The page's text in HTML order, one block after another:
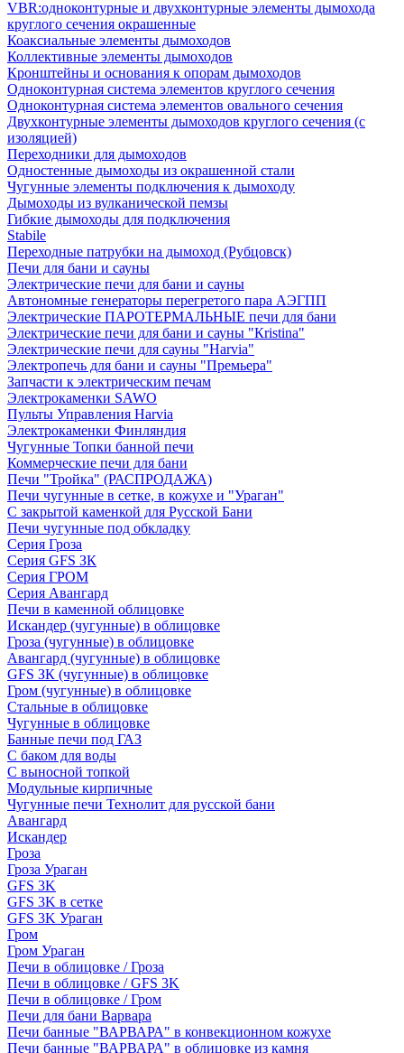
VBR:одноконтурные и двухконтурные элементы дымохода
круглого сечения окрашенные
Коаксиальные элементы дымоходов
Коллективные элементы дымоходов
Кронштейны и основания к опорам дымоходов
Одноконтурная система элементов круглого сечения
Одноконтурная система элементов овального сечения
Двухконтурные элементы дымоходов круглого сечения (с
изоляцией)
Переходники для дымоходов
Одностенные дымоходы из окрашенной стали
Чугунные элементы подключения к дымоходу
Дымоходы из вулканической пемзы
Гибкие дымоходы для подключения
Stabile
Переходные патрубки на дымоход (Рубцовск)
Печи для бани и сауны
Электрические печи для бани и сауны
Автономные генераторы перегретого пара АЭГПП
Электрические ПАРОТЕРМАЛЬНЫЕ печи для бани
Электрические печи для бани и сауны "Кristina"
Электрические печи для сауны "Harvia"
Электропечь для бани и сауны "Премьера"
Запчасти к электрическим печам
Электрокаменки SAWO
Пульты Управления Harvia
Электрокаменки Финляндия
Чугунные Топки банной печи
Коммерческие печи для бани
Печи "Тройка" (РАСПРОДАЖА)
Печи чугунные в сетке, в кожухе и "Ураган"
С закрытой каменкой для Русской Бани
Печи чугунные под обкладку
Серия Гроза
Серия GFS ЗК
Серия ГРОМ
Серия Авангард
Печи в каменной облицовке
Искандер (чугунные) в облицовке
Гроза (чугунные) в облицовке
Авангард (чугунные) в облицовке
GFS ЗК (чугунные) в облицовке
Гром (чугунные) в облицовке
Стальные в облицовке
Чугунные в облицовке
Банные печи под ГАЗ
С баком для воды
С выносной топкой
Модульные кирпичные
Чугунные печи Технолит для русской бани
Авангард
Искандер
Гроза
Гроза Ураган
GFS 3K
GFS 3K в сетке
GFS 3K Ураган
Гром
Гром Ураган
Печи в облицовке / Гроза
Печи в облицовке / GFS 3K
Печи в облицовке / Гром
Печи для бани Варвара
Печи банные "ВАРВАРА" в конвекционном кожухе
Печи банные "ВАРВАРА" в облицовке из камня